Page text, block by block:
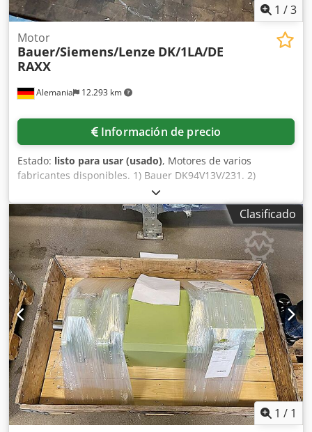
1 /3
Alemania 12.293 km
Motor
Bauer/Siemens/Lenze DK/1LA/DE
RAXX
Información de precio
Estado: listo para usar (usado), Motores de varios
fabricantes disponibles. 1) Bauer DK94V13V/231. 2)
Siemens 1LA2778-4AA21. 3) Magnetic VPD6010-002. 4) SEW
RF77/A. 5) GK 830-200LW. 6) Bauer DO740-200L. 7) RKF
27/28/2057R. 8) Lenze DERAXX071-32. Inspección en el
lugar posible. Dwedpfx Abox Syvvjgoa
Clasificado
1 / 1